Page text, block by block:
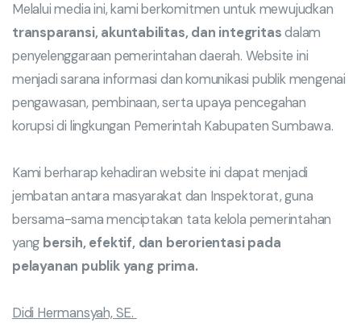
Melalui media ini, kami berkomitmen untuk mewujudkan
transparansi, akuntabilitas, dan integritasdalam
penyelenggaraan pemerintahan daerah. Website ini
menjadi sarana informasi dan komunikasi publik mengenai
pengawasan, pembinaan, serta upaya pencegahan
korupsi di lingkungan Pemerintah Kabupaten Sumbawa.
Kami berharap kehadiran website ini dapat menjadi
jembatan antara masyarakat dan Inspektorat, guna
bersama-sama menciptakan tata kelola pemerintahan
yang bersih, efektif, dan berorientasi pada
pelayanan publik yang prima.
Didi Hermansyah, SE.